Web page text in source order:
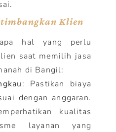
Klien
hal yang perlu
saat memilih jasa
di Bangil:
: Pastikan biaya
dengan anggaran.
kualitas
layanan yang